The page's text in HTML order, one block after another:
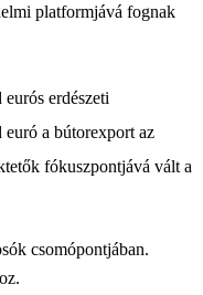
platformjává fognak
erdészeti
a bútorexport az
fókuszpontjává vált a
csomópontjában.